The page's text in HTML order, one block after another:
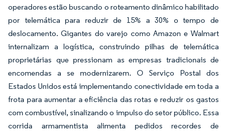
operadores estão buscando o roteamento dinâmico habilitado
por telemática para reduzir de 15% a 30% o tempo de
deslocamento. Gigantes do varejo como Amazon e Walmart
internalizam a logística, construindo pilhas de telemática
proprietárias que pressionam as empresas tradicionais de
encomendas a se modernizarem. O Serviço Postal dos
Estados Unidos está implementando conectividade em toda a
frota para aumentar a eficiência das rotas e reduzir os gastos
com combustível, sinalizando o impulso do setor público. Essa
corrida armamentista alimenta pedidos recordes de